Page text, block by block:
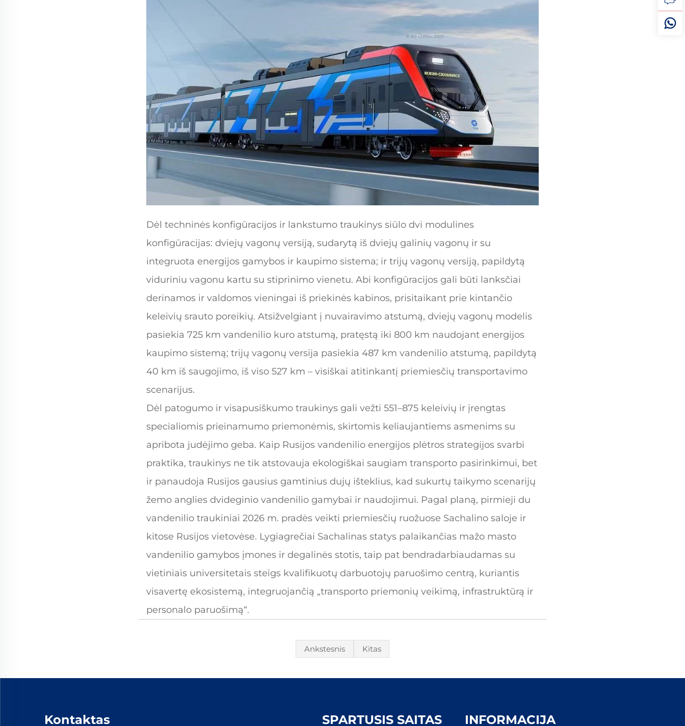
Dėl techninės konfigūracijos ir lankstumo traukinys siūlo dvi modulines
konfigūracijas: dviejų vagonų versiją, sudarytą iš dviejų galinių vagonų ir su
integruota energijos gamybos ir kaupimo sistema; ir trijų vagonų versiją, papildytą
viduriniu vagonu kartu su stiprinimo vienetu. Abi konfigūracijos gali būti lanksčiai
derinamos ir valdomos vieningai iš priekinės kabinos, prisitaikant prie kintančio
keleivių srauto poreikių. Atsižvelgiant į nuvairavimo atstumą, dviejų vagonų modelis
pasiekia 725 km vandenilio kuro atstumą, pratęstą iki 800 km naudojant energijos
kaupimo sistemą; trijų vagonų versija pasiekia 487 km vandenilio atstumą, papildytą
40 km iš saugojimo, iš viso 527 km – visiškai atitinkantį priemiesčių transportavimo
scenarijus.
Dėl patogumo ir visapusiškumo traukinys gali vežti 551–875 keleivių ir įrengtas
specialiomis prieinamumo priemonėmis, skirtomis keliaujantiems asmenims su
apribota judėjimo geba. Kaip Rusijos vandenilio energijos plėtros strategijos svarbi
praktika, traukinys ne tik atstovauja ekologiškai saugiam transporto pasirinkimui, bet
ir panaudoja Rusijos gausius gamtinius dujų išteklius, kad sukurtų taikymo scenarijų
žemo anglies dvideginio vandenilio gamybai ir naudojimui. Pagal planą, pirmieji du
vandenilio traukiniai 2026 m. pradės veikti priemiesčių ruožuose Sachalino saloje ir
kitose Rusijos vietovėse. Lygiagrečiai Sachalinas statys palaikančias mažo masto
vandenilio gamybos įmones ir degalinės stotis, taip pat bendradarbiaudamas su
vietiniais universitetais steigs kvalifikuotų darbuotojų paruošimo centrą, kuriantis
visavertę ekosistemą, integruojančią „transporto priemonių veikimą, infrastruktūrą ir
personalo paruošimą“.
Ankstesnis Kitas
Kontaktas SPARTUSIS SAITAS INFORMACIJA